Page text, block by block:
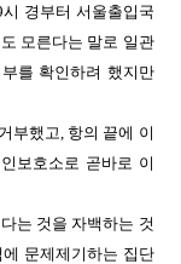
경부터 서울출입국
모른다는 말로 일관
를 확인하려 했지만
부했고, 항의 끝에 이
보호소로 곧바로 이
는 것을 자백하는 것
문제제기하는 집단